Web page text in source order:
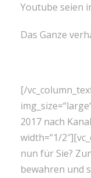
Youtube seien
Das Ganze
[/
2017 nach
width=“1/
nun für Sie?
bewahren und